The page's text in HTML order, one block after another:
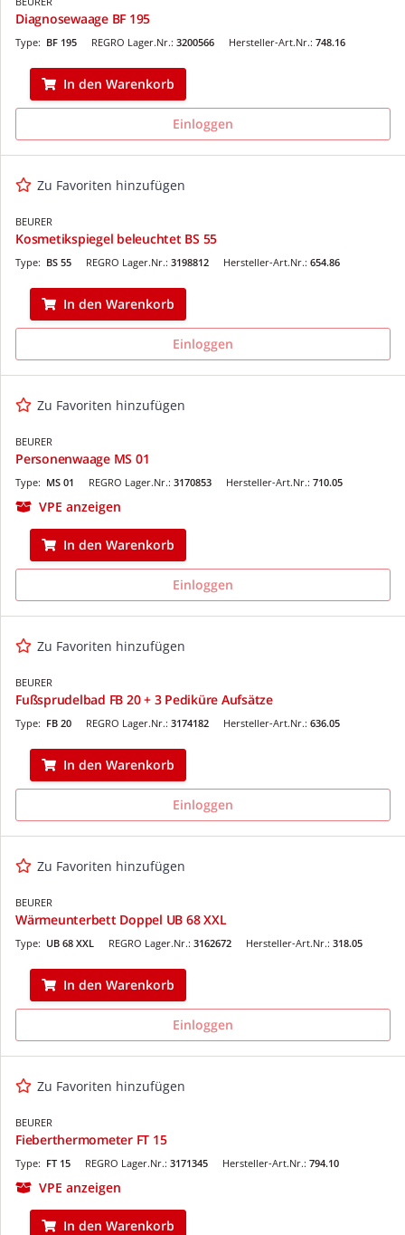
Diagnosewaage BF 195
REGRO Lager.Nr.: 3200566
Type: BF 195 Hersteller-Art.Nr.: 748.16
In den Warenkorb
Einloggen
Zu Favoriten hinzufügen
BEURER
Kosmetikspiegel beleuchtet BS 55
REGRO Lager.Nr.: 3198812
Type: BS 55 Hersteller-Art.Nr.: 654.86
In den Warenkorb
Einloggen
Zu Favoriten hinzufügen
BEURER
Personenwaage MS 01
REGRO Lager.Nr.: 3170853
Type: MS 01 Hersteller-Art.Nr.: 710.05
VPE anzeigen
In den Warenkorb
Einloggen
Zu Favoriten hinzufügen
BEURER
Fußsprudelbad FB 20 + 3 Pediküre Aufsätze
REGRO Lager.Nr.: 3174182
Type: FB 20 Hersteller-Art.Nr.: 636.05
In den Warenkorb
Einloggen
Zu Favoriten hinzufügen
BEURER
Wärmeunterbett Doppel UB 68 XXL
REGRO Lager.Nr.: 3162672
Type: UB 68 XXL Hersteller-Art.Nr.: 318.05
In den Warenkorb
Einloggen
Zu Favoriten hinzufügen
BEURER
Fieberthermometer FT 15
REGRO Lager.Nr.: 3171345
Type: FT 15 Hersteller-Art.Nr.: 794.10
VPE anzeigen
In den Warenkorb